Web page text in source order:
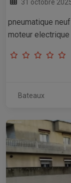
31 octobre
pneumatique
moteur electrique
Bateaux